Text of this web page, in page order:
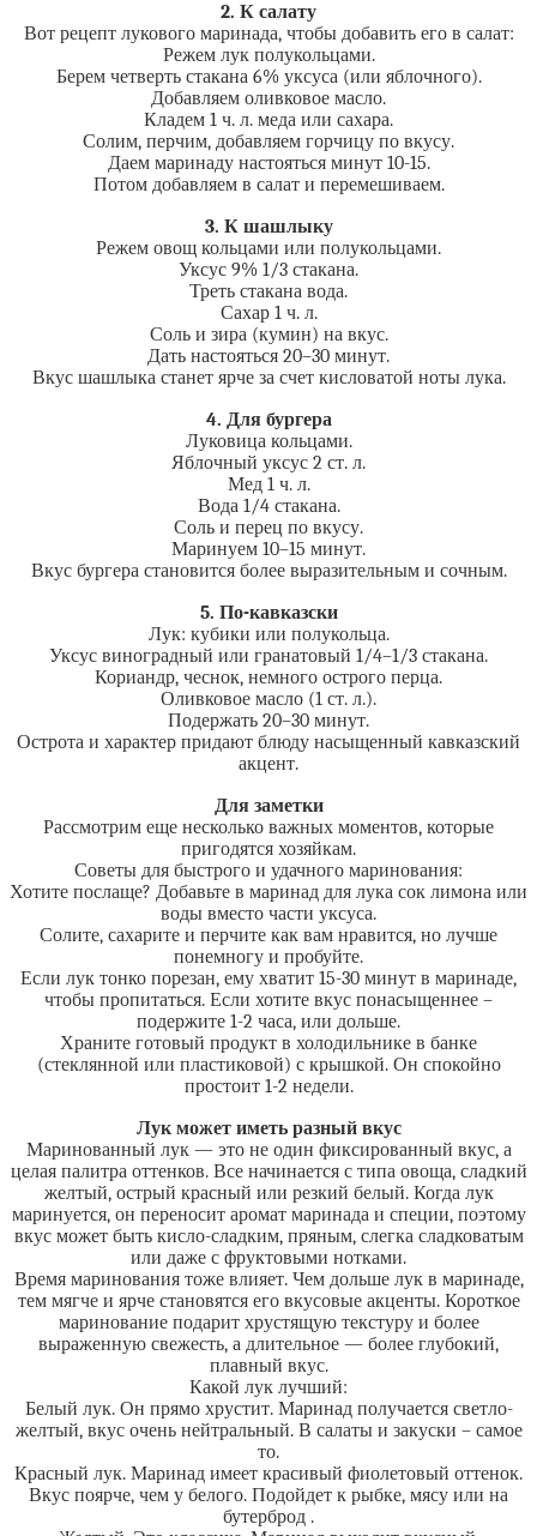
2. К салату
Вот рецепт лукового маринада, чтобы добавить его в салат:
Режем лук полукольцами.
Берем четверть стакана 6% уксуса (или яблочного).
Добавляем оливковое масло.
Кладем 1 ч. л. меда или сахара.
Солим, перчим, добавляем горчицу по вкусу.
Даем маринаду настояться минут 10-15.
Потом добавляем в салат и перемешиваем.
3. К шашлыку
Режем овощ кольцами или полукольцами.
Уксус 9% 1/3 стакана.
Треть стакана вода.
Сахар 1 ч. л.
Соль и зира (кумин) на вкус.
Дать настояться 20–30 минут.
Вкус шашлыка станет ярче за счет кисловатой ноты лука.
4. Для бургера
Луковица кольцами.
Яблочный уксус 2 ст. л.
Мед 1 ч. л.
Вода 1/4 стакана.
Соль и перец по вкусу.
Маринуем 10–15 минут.
Вкус бургера становится более выразительным и сочным.
5. По-кавказски
Лук: кубики или полукольца.
Уксус виноградный или гранатовый 1/4–1/3 стакана.
Кориандр, чеснок, немного острого перца.
Оливковое масло (1 ст. л.).
Подержать 20–30 минут.
Острота и характер придают блюду насыщенный кавказский
акцент.
Для заметки
Рассмотрим еще несколько важных моментов, которые
пригодятся хозяйкам.
Советы для быстрого и удачного маринования:
Хотите послаще? Добавьте в маринад для лука сок лимона или
воды вместо части уксуса.
Солите, сахарите и перчите как вам нравится, но лучше
понемногу и пробуйте.
Если лук тонко порезан, ему хватит 15-30 минут в маринаде,
чтобы пропитаться. Если хотите вкус понасыщеннее –
подержите 1-2 часа, или дольше.
Храните готовый продукт в холодильнике в банке
(стеклянной или пластиковой) с крышкой. Он спокойно
простоит 1-2 недели.
Лук может иметь разный вкус
Маринованный лук — это не один фиксированный вкус, а
целая палитра оттенков. Все начинается с типа овоща, сладкий
желтый, острый красный или резкий белый. Когда лук
маринуется, он переносит аромат маринада и специи, поэтому
вкус может быть кисло-сладким, пряным, слегка сладковатым
или даже с фруктовыми нотками.
Время маринования тоже влияет. Чем дольше лук в маринаде,
тем мягче и ярче становятся его вкусовые акценты. Короткое
маринование подарит хрустящую текстуру и более
выраженную свежесть, а длительное — более глубокий,
плавный вкус.
Какой лук лучший:
Белый лук. Он прямо хрустит. Маринад получается светло-
желтый, вкус очень нейтральный. В салаты и закуски – самое
то.
Красный лук. Маринад имеет красивый фиолетовый оттенок.
Вкус поярче, чем у белого. Подойдет к рыбке, мясу или на
бутерброд .